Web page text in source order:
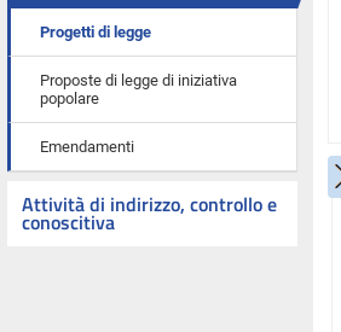
Progetti di legge
Proposte di legge di iniziativa
popolare
Emendamenti
Attività di indirizzo, controllo e
conoscitiva